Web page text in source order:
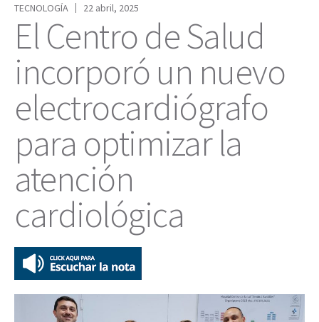
TECNOLOGÍA
22 abril, 2025
El Centro de Salud
incorporó un nuevo
electrocardiógrafo
para optimizar la
atención
cardiológica